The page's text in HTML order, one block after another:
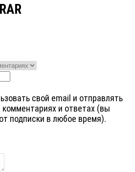
свой email и отправлять
и ответах (вы
подписки в любое время).